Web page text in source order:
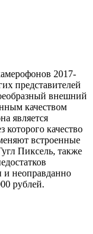
2017-
представителей
внешний
качеством
является
которого качество
встроенные
Пиксель, также
и неоправданно
рублей.